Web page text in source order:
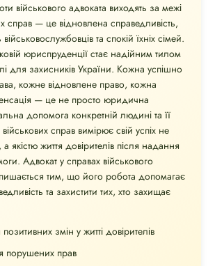
військового адвоката виходять за межі
справ — це відновлена ​​справедливість,
та спокій їхніх сімей.
юриспруденції стає надійним тилом
для захисників України. Кожна успішно
кожне відновлене право, кожна
— це не просто юридична
допомога конкретній людині та її
справ вимірює свій успіх не
а якістю життя довірителів після надання
Адвокат у справах військового
тим, що його робота допомагає
та захистити тих, хто захищає
змін у житті довірителів
порушених прав